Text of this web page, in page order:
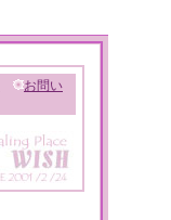
お問い